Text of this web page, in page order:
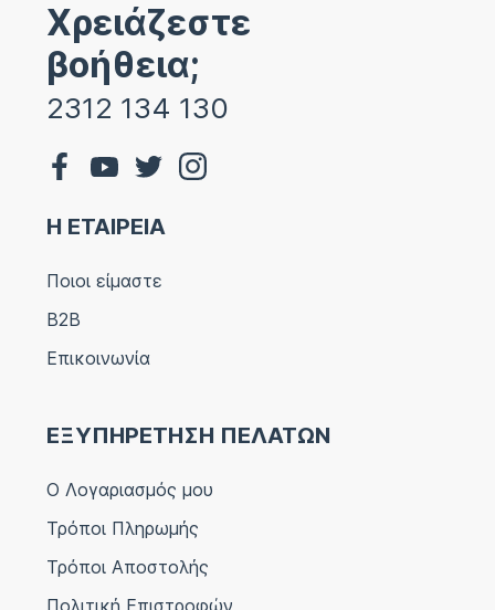
Χρειάζεστε
βοήθεια;
2312 134 130
Η ΕΤΑΙΡΕΙΑ
Ποιοι είμαστε
B2B
Επικοινωνία
ΕΞΥΠΗΡΕΤΗΣΗ ΠΕΛΑΤΩΝ
Ο Λογαριασμός μου
Τρόποι Πληρωμής
Τρόποι Αποστολής